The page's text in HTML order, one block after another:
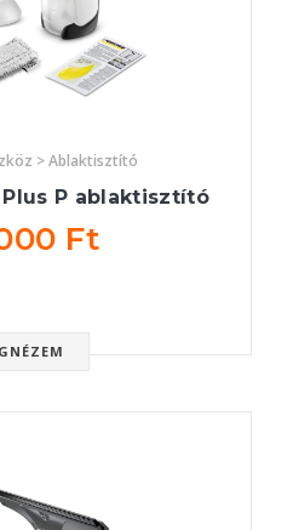
> Ablaktisztító
Plus P ablaktisztító
Ft